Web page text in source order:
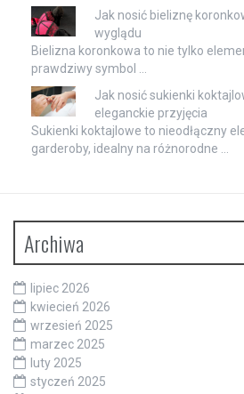
Jak nosić bieliznę
wyglądu
Bielizna koronkowa to nie tylko
prawdziwy symbol …
Jak nosić sukienki
eleganckie przyjęcia
Sukienki koktajlowe to nieodłączny
garderoby, idealny na różnorodne …
Archiwa
lipiec 2026
kwiecień 2026
wrzesień 2025
marzec 2025
luty 2025
styczeń 2025